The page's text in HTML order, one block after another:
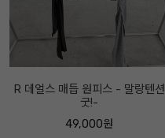
R 데얼스 매듭 원피스 - 말랑텐션
굿!-
49,000원